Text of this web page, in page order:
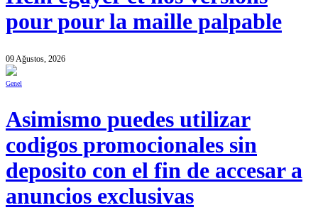
pour pour la maille palpable
09 Ağustos, 2026
Genel
Asimismo puedes utilizar
codigos promocionales sin
deposito con el fin de accesar a
anuncios exclusivas